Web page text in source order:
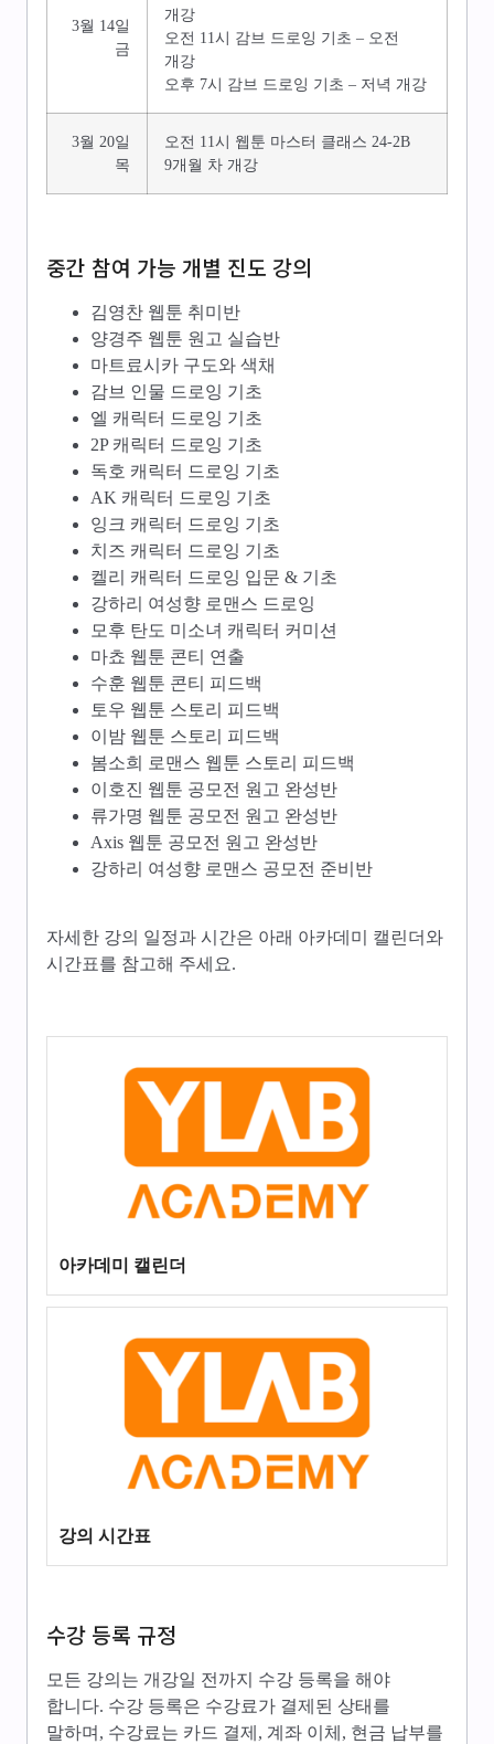
3월 14일
금
개강
오전 11시 감브 드로잉 기초 – 오전
개강
오후 7시 감브 드로잉 기초 – 저녁 개강
3월 20일
목
오전 11시 웹툰 마스터 클래스 24-2B
9개월 차 개강
중간 참여 가능 개별 진도 강의
김영찬 웹툰 취미반
양경주 웹툰 원고 실습반
마트료시카 구도와 색채
감브 인물 드로잉 기초
엘 캐릭터 드로잉 기초
2P 캐릭터 드로잉 기초
독호 캐릭터 드로잉 기초
AK 캐릭터 드로잉 기초
잉크 캐릭터 드로잉 기초
치즈 캐릭터 드로잉 기초
켈리 캐릭터 드로잉 입문 & 기초
강하리 여성향 로맨스 드로잉
모후 탄도 미소녀 캐릭터 커미션
마쵸 웹툰 콘티 연출
수훈 웹툰 콘티 피드백
토우 웹툰 스토리 피드백
이밤 웹툰 스토리 피드백
봄소희 로맨스 웹툰 스토리 피드백
이호진 웹툰 공모전 원고 완성반
류가명 웹툰 공모전 원고 완성반
Axis 웹툰 공모전 원고 완성반
강하리 여성향 로맨스 공모전 준비반
자세한 강의 일정과 시간은 아래 아카데미 캘린더와
시간표를 참고해 주세요.
아카데미 캘린더
강의 시간표
수강 등록 규정
모든 강의는 개강일 전까지 수강 등록을 해야
합니다. 수강 등록은 수강료가 결제된 상태를
말하며, 수강료는 카드 결제, 계좌 이체, 현금 납부를